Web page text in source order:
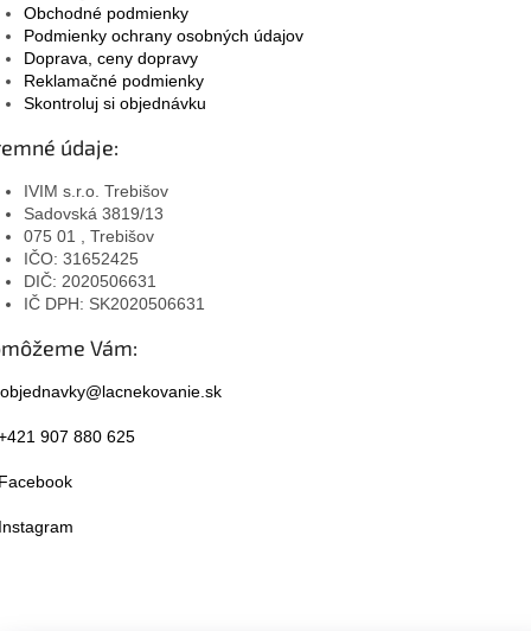
Obchodné podmienky
Podmienky ochrany osobných údajov
Doprava, ceny dopravy
Reklamačné podmienky
Skontroluj si objednávku
údaje:
IVIM s.r.o. Trebišov
Sadovská 3819/13
075 01 , Trebišov
IČO: 31652425
DIČ: 2020506631
IČ DPH: SK2020506631
Vám:
objednavky@lacnekovanie.sk
907 880 625